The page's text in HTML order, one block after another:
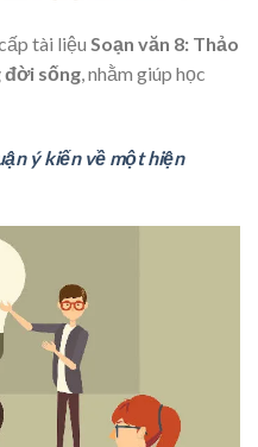
tài liệu Soạn văn 8: Thảo
đời sống , nhằm giúp học
ý kiến về một hiện